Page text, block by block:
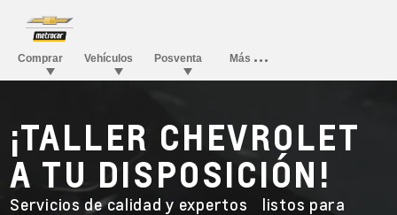
¡TALLER CHEVROLET
A TU DISPOSICIÓN!
Servicios de calidad y expertos listos para